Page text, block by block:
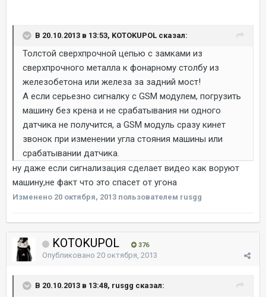
В 20.10.2013 в 13:53, KOTOKUPOL сказал:
Толстой сверхпрочной цепью с замками из
сверхпрочного металла к фонарному столбу из
железобетона или железа за задний мост!
А если серьезно сигналку с GSM модулем, погрузить
машину без крена и не срабатывания ни одного
датчика не получится, а GSM модуль сразу кинет
звонок при изменении угла стояния машины или
срабатывании датчика.
ну даже если сигнализация сделает видео как воруют
машину,не факт что это спасет от угона
Изменено 20 октября, 2013 пользователем rusgg
KOTOKUPOL 376
Опубликовано 20 октября, 2013
В 20.10.2013 в 13:48, rusgg сказал: